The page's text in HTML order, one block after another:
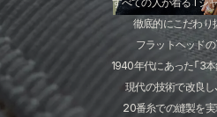
徹底的にこだわり
フラットヘッド
1940年代にあった「3本
現代の技術で改良し
20番糸での縫製を実